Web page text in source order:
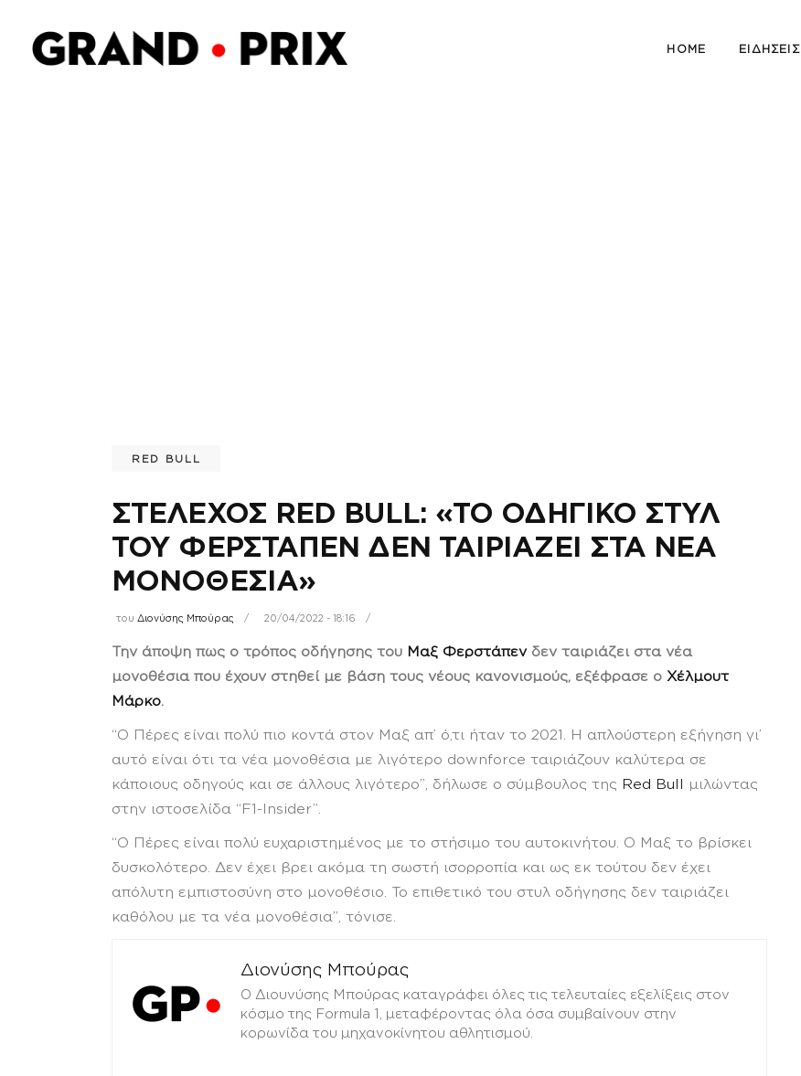
HOME ΕΙΔΗΣΕΙΣ
RED BULL
ΣΤΕΛΕΧΟΣ RED BULL: «ΤΟ ΟΔΗΓΙΚΟ ΣΤΥΛ
ΤΟΥ ΦΕΡΣΤΑΠΕΝ ΔΕΝ ΤΑΙΡΙΑΖΕΙ ΣΤΑ ΝΕΑ
ΜΟΝΟΘΕΣΙΑ»
του Διονύσης Μπούρας 20/04/2022 - 18:16
Την άποψη πως ο τρόπος οδήγησης του Μαξ Φερστάπενδεν ταιριάζει στα νέα
μονοθέσια που έχουν στηθεί με βάση τους νέους κανονισμούς, εξέφρασε ο Χέλμουτ
Μάρκο.
“Ο Πέρες είναι πολύ πιο κοντά στον Μαξ απ’ ό,τι ήταν το 2021. Η απλούστερη εξήγηση γι’
αυτό είναι ότι τα νέα μονοθέσια με λιγότερο downforce ταιριάζουν καλύτερα σε
κάποιους οδηγούς και σε άλλους λιγότερο”, δήλωσε ο σύμβουλος της Red Bull μιλώντας
στην ιστοσελίδα “F1-Insider”.
“Ο Πέρες είναι πολύ ευχαριστημένος με το στήσιμο του αυτοκινήτου. Ο Μαξ το βρίσκει
δυσκολότερο. Δεν έχει βρει ακόμα τη σωστή ισορροπία και ως εκ τούτου δεν έχει
απόλυτη εμπιστοσύνη στο μονοθέσιο. Το επιθετικό του στυλ οδήγησης δεν ταιριάζει
καθόλου με τα νέα μονοθέσια”, τόνισε.
Διονύσης Μπούρας
Ο Διουνύσης Μπούρας καταγράφει όλες τις τελευταίες εξελίξεις στον
κόσμο της Formula 1, μεταφέροντας όλα όσα συμβαίνουν στην
κορωνίδα του μηχανοκίνητου αθλητισμού.